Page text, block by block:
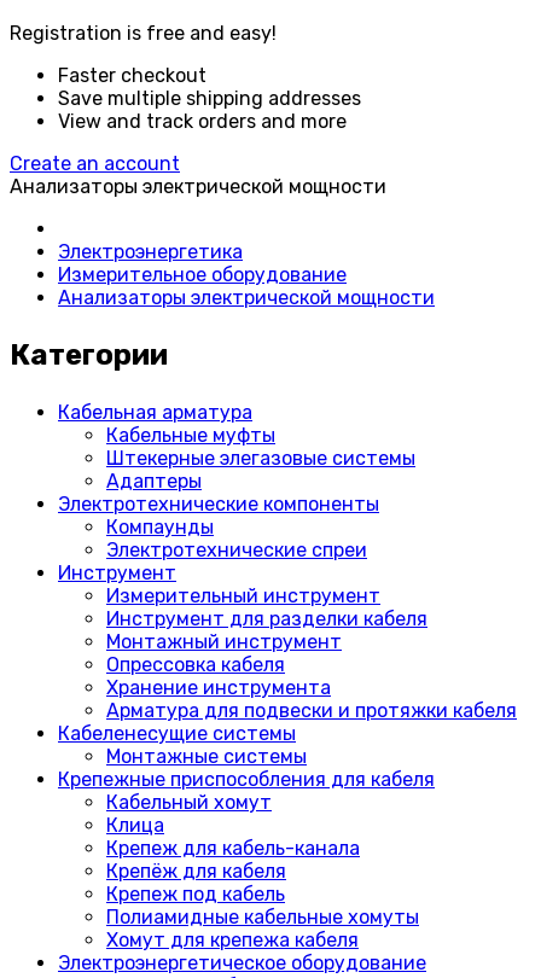
Registration is free and easy!
Faster checkout
Save multiple shipping addresses
View and track orders and more
Create an account
Анализаторы электрической мощности
Электроэнергетика
Измерительное оборудование
Анализаторы электрической мощности
Категории
Кабельная арматура
Кабельные муфты
Штекерные элегазовые системы
Адаптеры
Электротехнические компоненты
Компаунды
Электротехнические спреи
Инструмент
Измерительный инструмент
Инструмент для разделки кабеля
Монтажный инструмент
Опрессовка кабеля
Хранение инструмента
Арматура для подвески и протяжки кабеля
Кабеленесущие системы
Монтажные системы
Крепежные приспособления для кабеля
Кабельный хомут
Клица
Крепеж для кабель-канала
Крепёж для кабеля
Крепеж под кабель
Полиамидные кабельные хомуты
Хомут для крепежа кабеля
Электроэнергетическое оборудование